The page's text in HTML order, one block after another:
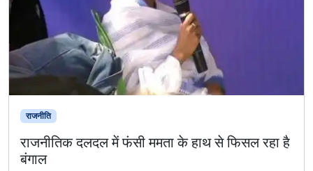
राजनीति
राजनीतिक दलदल में फंसी ममता के हाथ से फिसल रहा है
बंगाल